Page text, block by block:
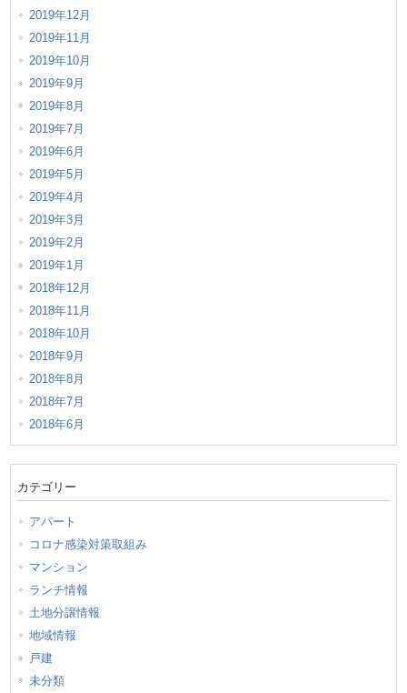
2019年12月
2019年11月
2019年10月
2019年9月
2019年8月
2019年7月
2019年6月
2019年5月
2019年4月
2019年3月
2019年2月
2019年1月
2018年12月
2018年11月
2018年10月
2018年9月
2018年8月
2018年7月
2018年6月
カテゴリー
アパート
コロナ感染対策取組み
マンション
ランチ情報
土地分譲情報
地域情報
戸建
未分類